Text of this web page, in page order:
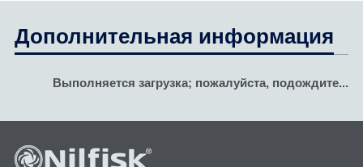
Дополнительная информация
Выполняется загрузка; пожалуйста, подождите...